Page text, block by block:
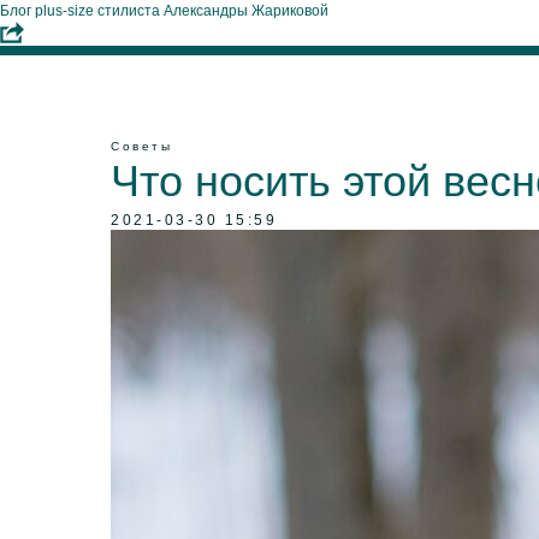
Блог plus-size стилиста Александры Жариковой
Советы
Что носить этой
2021-03-30 15:59